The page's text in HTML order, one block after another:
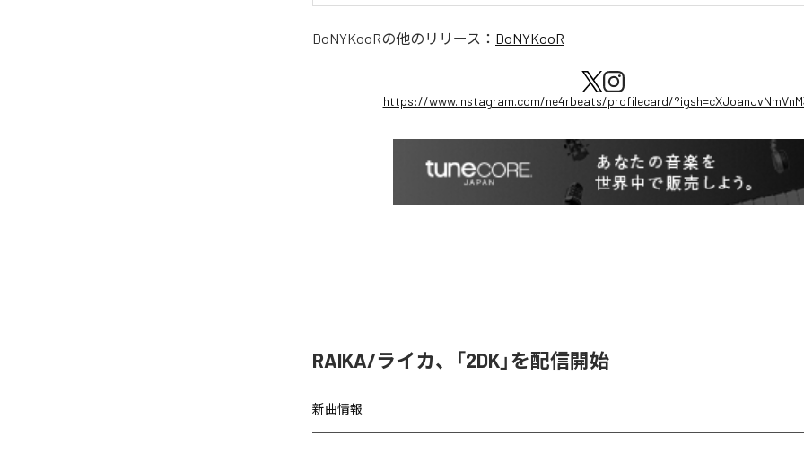
DoNYKooRの他のリリース： DoNYKooR
https://www.instagram.com/ne4rbeats/profilecard/
RAIKA/ライカ、「2DK」を配信開始
新曲情報